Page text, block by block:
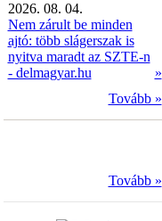
2026. 08. 04.
Nem zárult be minden
ajtó: több slágerszak is
nyitva maradt az SZTE-n
- delmagyar.hu
»
Tovább »
Tovább »